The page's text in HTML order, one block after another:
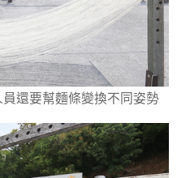
還要幫麵條變換不同姿勢